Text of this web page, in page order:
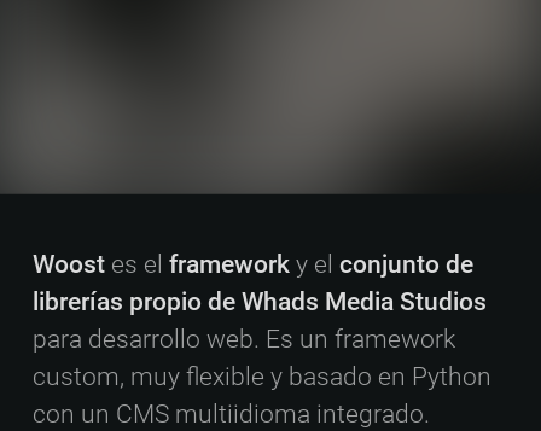
Woostes el frameworky el conjunto de
librerías propio de Whads Media Studios
para desarrollo web. Es un framework
custom, muy flexible y basado en Python
con un CMS multiidioma integrado.